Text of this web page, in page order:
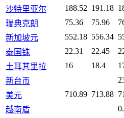
沙特里亚尔
188.52 191.18
瑞典克朗
75.36 75.96
新加坡元
552.18 556.34
泰国铢
22.31 22.45
土耳其里拉
16 18.4
新台币
美元
710.89 713.88
越南盾